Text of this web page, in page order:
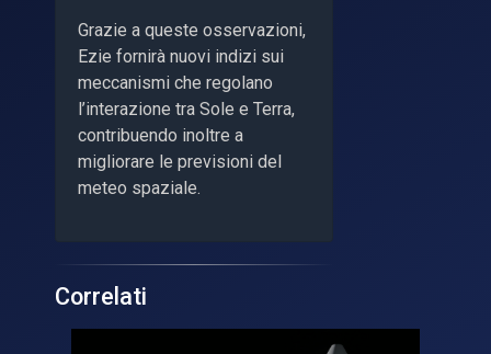
Grazie a queste osservazioni,
Ezie fornirà nuovi indizi sui
meccanismi che regolano
l’interazione tra Sole e Terra,
contribuendo inoltre a
migliorare le previsioni del
meteo spaziale.
Correlati